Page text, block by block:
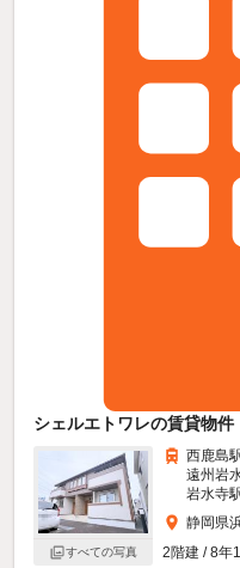
シェルエトワレの賃貸物件
すべての写真
西鹿島
遠州岩
岩水寺
静岡県
2階建 / 8年